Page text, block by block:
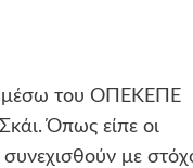
μέσω του ΟΠΕΚΕΠΕ
Όπως είπε οι
συνεχισθούν με